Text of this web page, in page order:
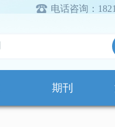
电话咨询：
期刊